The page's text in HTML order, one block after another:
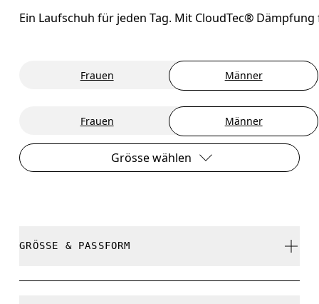
Ein Laufschuh für jeden Tag. Mit CloudTec®
Frauen Männer
Frauen Männer
Grösse wählen
GRÖSSE & PASSFORM